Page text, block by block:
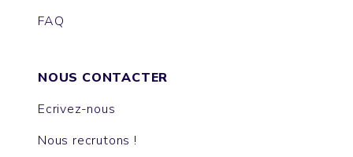
FAQ
NOUS CONTACTER
Ecrivez-nous
Nous recrutons !